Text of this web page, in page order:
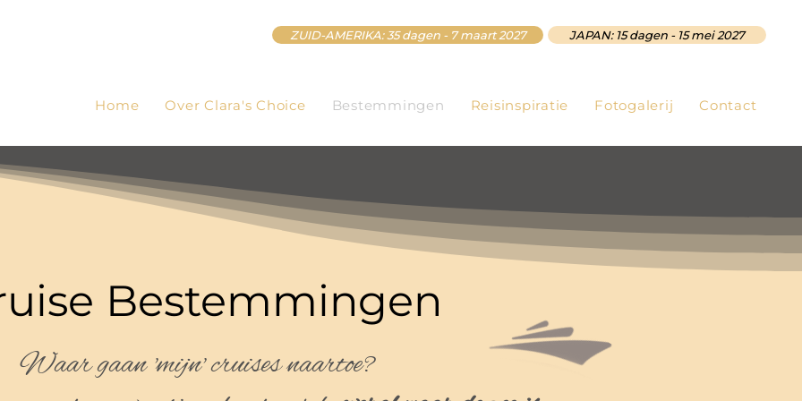
ZUID-AMERIKA: 35 dagen - 7 maart 2027 JAPAN: 15 dagen - 15 mei 2027
Home Over Clara's Choice Bestemmingen Reisinspiratie Fotogalerij Contact
Bestemmingen
Waar gaan 'mijn' cruises naartoe?